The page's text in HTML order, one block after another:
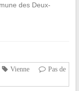
des Deux-
Vienne
Pas de